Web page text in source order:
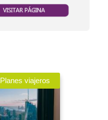
Planes viajeros